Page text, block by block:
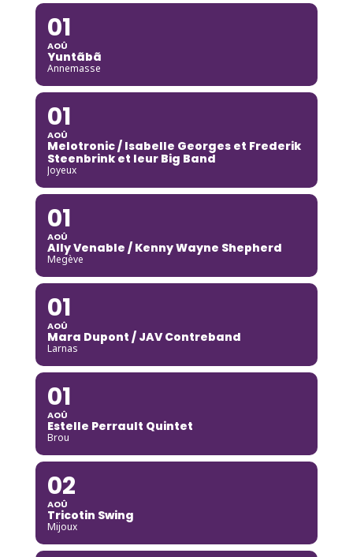
01
AOÛ
Yuntãbã
Annemasse
01
AOÛ
Melotronic / Isabelle Georges et Frederik
Steenbrink et leur Big Band
Joyeux
01
AOÛ
Ally Venable / Kenny Wayne Shepherd
Megève
01
AOÛ
Mara Dupont / JAV Contreband
Larnas
01
AOÛ
Estelle Perrault Quintet
Brou
02
AOÛ
Tricotin Swing
Mijoux